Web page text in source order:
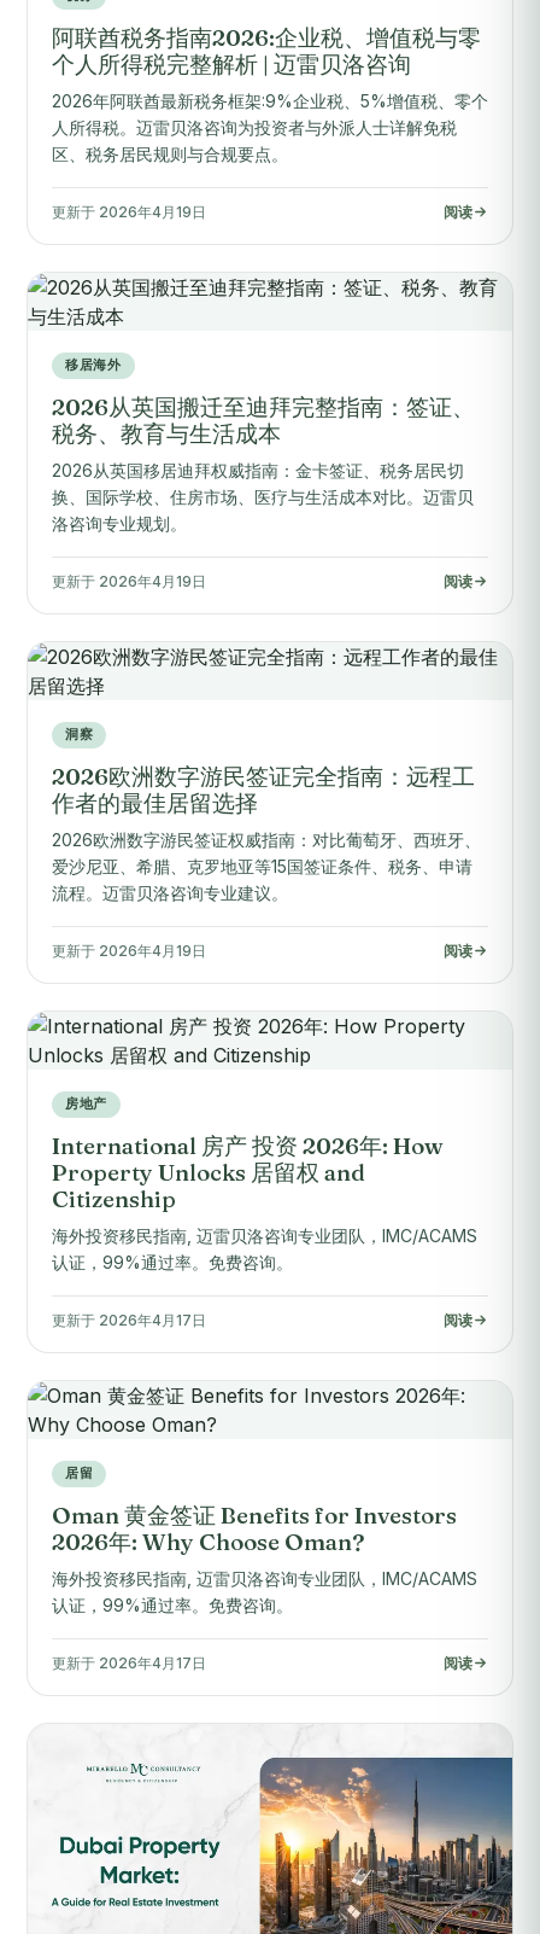
阿联酋税务指南2026:企业税、增值税与零
个人所得税完整解析 | 迈雷贝洛咨询
2026年阿联酋最新税务框架:9%企业税、5%增值税、零个
人所得税。迈雷贝洛咨询为投资者与外派人士详解免税
区、税务居民规则与合规要点。
更新于 2026年4月19日 阅读
移居海外
2026从英国搬迁至迪拜完整指南：签证、
税务、教育与生活成本
2026从英国移居迪拜权威指南：金卡签证、税务居民切
换、国际学校、住房市场、医疗与生活成本对比。迈雷贝
洛咨询专业规划。
更新于 2026年4月19日 阅读
洞察
2026欧洲数字游民签证完全指南：远程工
作者的最佳居留选择
2026欧洲数字游民签证权威指南：对比葡萄牙、西班牙、
爱沙尼亚、希腊、克罗地亚等15国签证条件、税务、申请
流程。迈雷贝洛咨询专业建议。
更新于 2026年4月19日 阅读
房地产
International 房产 投资 2026年: How
Property Unlocks 居留权 and
Citizenship
海外投资移民指南, 迈雷贝洛咨询专业团队，IMC/ACAMS
认证，99%通过率。免费咨询。
更新于 2026年4月17日 阅读
居留
Oman 黄金签证 Benefits for Investors
2026年: Why Choose Oman?
海外投资移民指南, 迈雷贝洛咨询专业团队，IMC/ACAMS
认证，99%通过率。免费咨询。
更新于 2026年4月17日 阅读